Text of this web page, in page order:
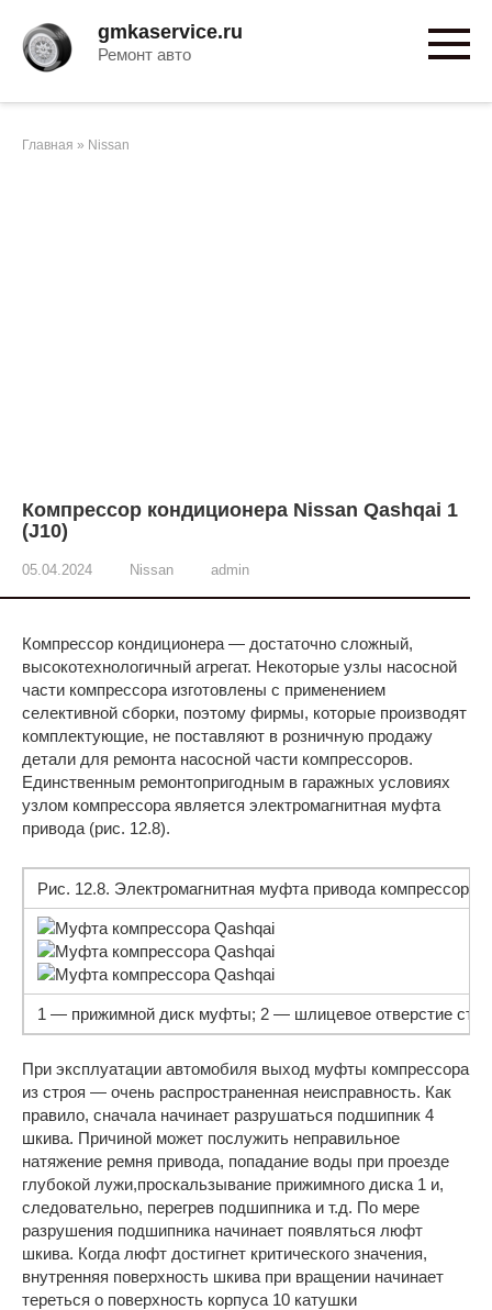
контенту
gmkaservice.ru
Ремонт авто
Главная » Nissan
Компрессор кондиционера Nissan Qashqai 1
(J10)
05.04.2024 Nissan admin
Компрессор кондиционера — достаточно сложный,
высокотехнологичный агрегат. Некоторые узлы насосной
части компрессора изготовлены с применением
селективной сборки, поэтому фирмы, которые производят
комплектующие, не поставляют в розничную продажу
детали для ремонта насосной части компрессоров.
Единственным ремонтопригодным в гаражных условиях
узлом компрессора является электромагнитная муфта
привода (рис. 12.8).
Рис. 12.8. Электромагнитная муфта привода компрессора
1 — прижимной диск муфты; 2 — шлицевое отверстие
При эксплуатации автомобиля выход муфты компрессора
из строя — очень распространенная неисправность. Как
правило, сначала начинает разрушаться подшипник 4
шкива. Причиной может послужить неправильное
натяжение ремня привода, попадание воды при проезде
глубокой лужи,проскальзывание прижимного диска 1 и,
следовательно, перегрев подшипника и т.д. По мере
разрушения подшипника начинает появляться люфт
шкива. Когда люфт достигнет критического значения,
внутренняя поверхность шкива при вращении начинает
тереться о поверхность корпуса 10 катушки